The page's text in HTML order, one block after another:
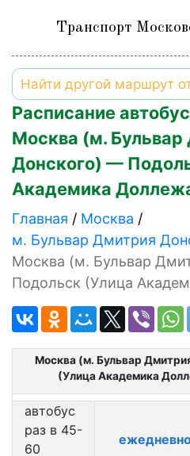
Транспорт
Расписание
Москва (м. Бульвар
Донского) —
Академика
Главная
Москва
м. Бульвар Дмитрия
Москва (м. Бульвар
Подольск (Улица
Москва (м. Бульвар
(Улица Академика
автобус
раз в 45-
60